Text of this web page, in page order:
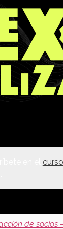
curso
de socios